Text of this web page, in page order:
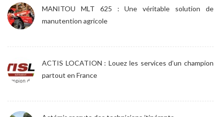
MANITOU MLT 625 : Une véritable solution de
manutention agricole
ACTIS LOCATION : Louez les services d’un champion
partout en France